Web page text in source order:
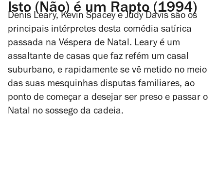
Isto (Não) é um Rapto (1994)
Denis Leary, Kevin Spacey e Judy Davis são os
principais intérpretes desta comédia satírica
passada na Véspera de Natal. Leary é um
assaltante de casas que faz refém um casal
suburbano, e rapidamente se vê metido no meio
das suas mesquinhas disputas familiares, ao
ponto de começar a desejar ser preso e passar o
Natal no sossego da cadeia.